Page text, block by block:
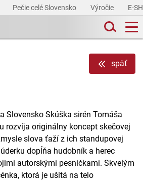
Pečie celé Slovensko Výročie E-
späť
Slovensko Skúška sirén Tomáša
rozvíja originálny koncept skečovej
slova ťaží z ich standupovej
dopĺňa hudobník a herec
autorskými pesničkami. Skvelým
ktorá je ušitá na telo